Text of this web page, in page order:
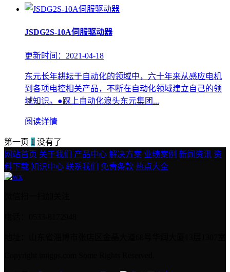
JSDG2S-10A伺服驱动器
更新时间：2021-04-18
东元长年耕耘于自动化的领域中，六十年来从感应电机
到各项电控相关产品，不断在自动化领域建立自己的领
域知识。●踩上自动化浪头东元集团...
阅读详情
第一页 1 没有了
网站首页 关于我们 产品中心 解决方案 业绩案例 新闻资讯 资
料下载 知识中心 联系我们 免责条款 热点大全